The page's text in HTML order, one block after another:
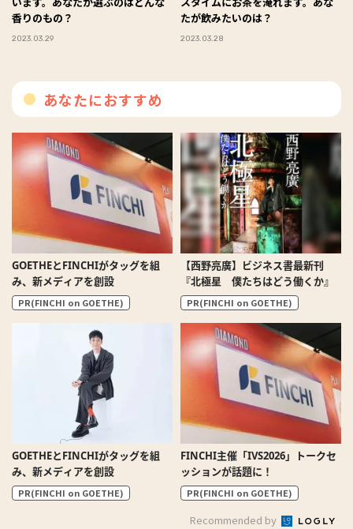
香りのもの？
2023.03.29
たが飲みたいのは？
2023.03.28
あなたにおすすめ
GOETHEとFINCHIがタッグを組
み、新メディアを創設
PR(FINCHI on GOETHE)
【西野亮廣】ビジネス書最新刊
『北極星 僕たちはどう働くか』
PR(FINCHI on GOETHE)
GOETHEとFINCHIがタッグを組
み、新メディアを創設
PR(FINCHI on GOETHE)
FINCHI主催「IVS2026」トークセ
ッションが話題に！
PR(FINCHI on GOETHE)
Recommended by